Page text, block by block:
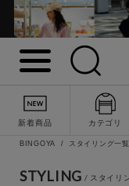
新着商品 カテゴリ
BINGOYA スタイリング一覧
STYLING